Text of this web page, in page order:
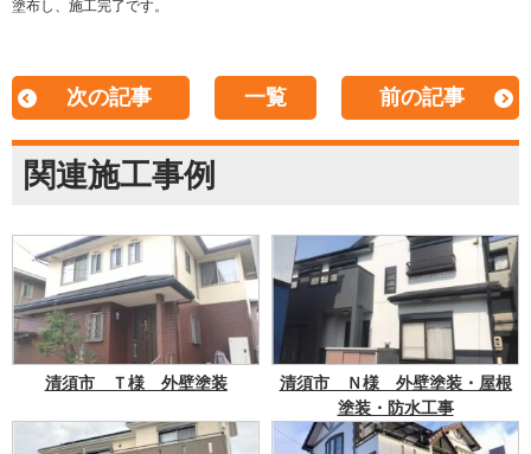
塗布し、施工完了です。
次の記事 一覧 前の記事
関連施工事例
清須市 Ｔ様 外壁塗装
清須市 Ｎ様 外壁塗装・屋根
塗装・防水工事